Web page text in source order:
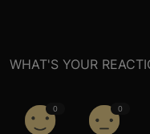
WHAT'S YOUR
0 0